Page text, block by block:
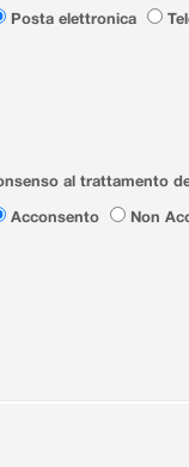
Posta elettronica
al trattamento
Acconsento
Non